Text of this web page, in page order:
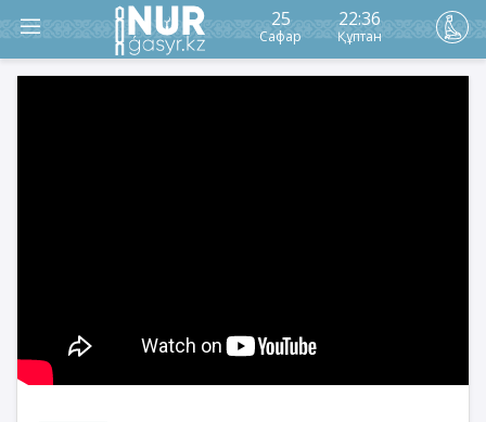
25
Сафар
22:36
Құптан